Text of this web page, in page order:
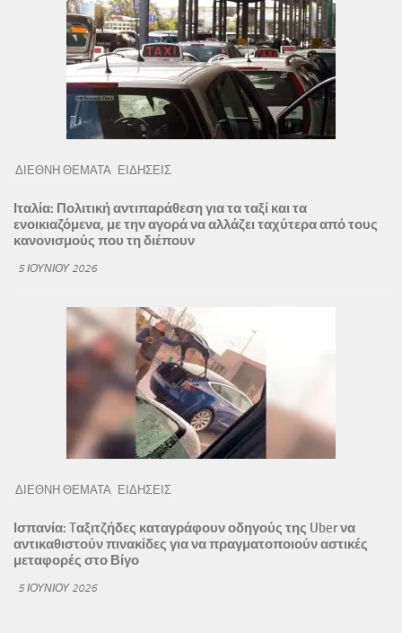
ΔΙΕΘΝΗ ΘΕΜΑΤΑ ΕΙΔΗΣΕΙΣ
Ιταλία: Πολιτική αντιπαράθεση για τα ταξί και τα
ενοικιαζόμενα, με την αγορά να αλλάζει ταχύτερα από τους
κανονισμούς που τη διέπουν
5 ΙΟΥΝΊΟΥ 2026
ΔΙΕΘΝΗ ΘΕΜΑΤΑ ΕΙΔΗΣΕΙΣ
Ισπανία: Tαξιτζήδες καταγράφουν οδηγούς της Uber να
αντικαθιστούν πινακίδες για να πραγματοποιούν αστικές
μεταφορές στο Βίγο
5 ΙΟΥΝΊΟΥ 2026